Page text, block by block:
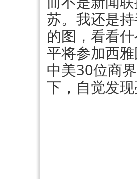
苏。我还是
的图，看看
平将参加西
中美30位商
下，自觉发